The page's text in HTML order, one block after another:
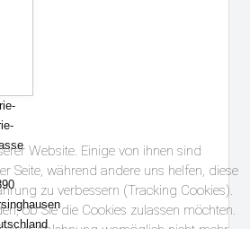
Website. Einige von ihnen sind
Seite, während andere uns helfen, diese
zu verbessern (Tracking Cookies).
ob Sie die Cookies zulassen möchten.